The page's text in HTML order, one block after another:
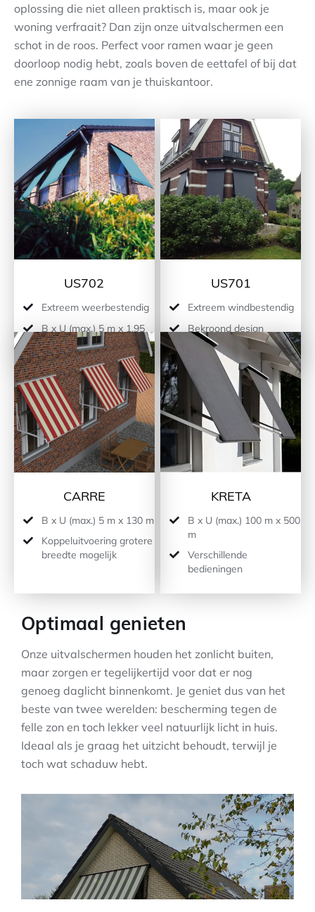
Contact
oplossing die niet alleen praktisch is, maar ook je
woning verfraait? Dan zijn onze uitvalschermen een
schot in de roos. Perfect voor ramen waar je geen
doorloop nodig hebt, zoals boven de eettafel of bij dat
ene zonnige raam van je thuiskantoor.
US702
Extreem weerbestendig
B x U (max.) 5 m x 1,95
m. Koppelbaar tot 7 m
US701
Extreem windbestendig
Bekroond design
CARRE
B x U (max.) 5 m x 130 m
Koppeluitvoering grotere
breedte mogelijk
KRETA
B x U (max.) 100 m x 500
m
Verschillende
bedieningen
Optimaal genieten
Onze uitvalschermen houden het zonlicht buiten,
maar zorgen er tegelijkertijd voor dat er nog
genoeg daglicht binnenkomt. Je geniet dus van het
beste van twee werelden: bescherming tegen de
felle zon en toch lekker veel natuurlijk licht in huis.
Ideaal als je graag het uitzicht behoudt, terwijl je
toch wat schaduw hebt.